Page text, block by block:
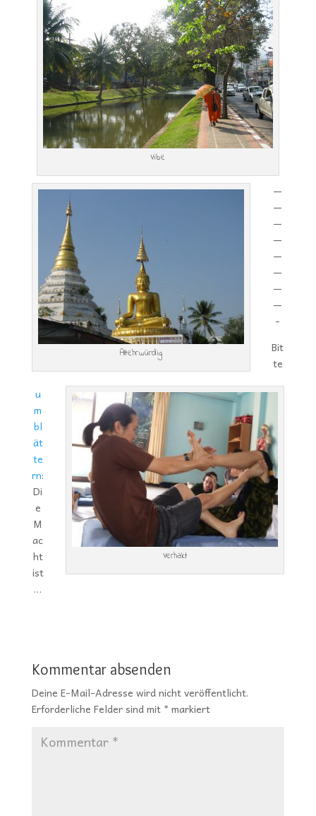
Vibe
Altehrwürdig
Verhakt
—
—
—
—
—
—
—
—
-
Bit
te
u
m
bl
ät
te
rn:
Di
e
M
ac
ht
ist
…
Kommentar absenden
Deine E-Mail-Adresse wird nicht veröffentlicht.
Erforderliche Felder sind mit * markiert